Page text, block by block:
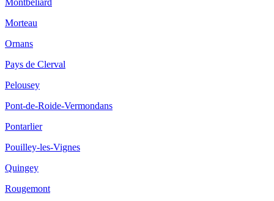
Morteau
Ornans
Pays de Clerval
Pelousey
Pont-de-Roide-Vermondans
Pontarlier
Pouilley-les-Vignes
Quingey
Rougemont